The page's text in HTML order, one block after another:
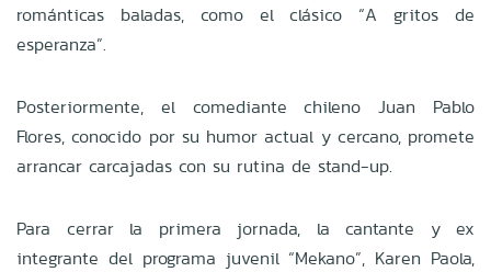
románticas baladas, como el clásico “A gritos de
esperanza”.
Posteriormente, el comediante chileno Juan Pablo
Flores, conocido por su humor actual y cercano, promete
arrancar carcajadas con su rutina de stand-up.
Para cerrar la primera jornada, la cantante y ex
integrante del programa juvenil “Mekano”, Karen Paola,